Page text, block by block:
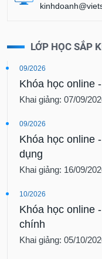
LỚP HỌC SẮP
09/2026
Khóa học online
Khai giảng: 07/09/
09/2026
Khóa học online
dụng
Khai giảng: 16/09/
10/2026
Khóa học online
chính
Khai giảng: 05/10/